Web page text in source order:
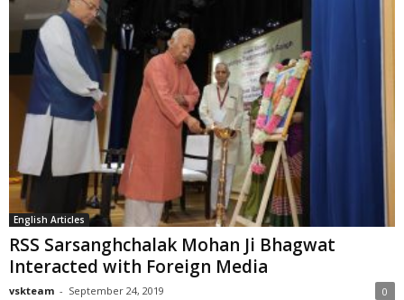
English Articles
RSS Sarsanghchalak Mohan Ji Bhagwat
Interacted with Foreign Media
vskteam - September 24, 2019 0